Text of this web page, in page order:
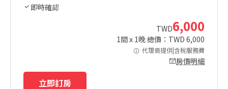
即時確認
TWD6,000
1間 x 1晚 總價：TWD 6,000
代理商提供|含稅服務費
房價明細
立即訂房